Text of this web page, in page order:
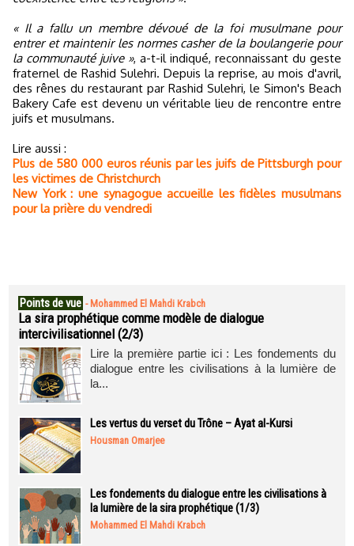
« Il a fallu un membre dévoué de la foi musulmane pour
entrer et maintenir les normes casher de la boulangerie pour
la communauté juive », a-t-il indiqué, reconnaissant du geste
fraternel de Rashid Sulehri. Depuis la reprise, au mois d'avril,
des rênes du restaurant par Rashid Sulehri, le Simon's Beach
Bakery Cafe est devenu un véritable lieu de rencontre entre
juifs et musulmans.
Lire aussi :
Plus de 580 000 euros réunis par les juifs de Pittsburgh pour
les victimes de Christchurch
New York : une synagogue accueille les fidèles musulmans
pour la prière du vendredi
Points de vue - Mohammed El Mahdi Krabch
La sira prophétique comme modèle de dialogue
intercivilisationnel (2/3)
Lire la première partie ici : Les fondements du
dialogue entre les civilisations à la lumière de
la...
Les vertus du verset du Trône – Ayat al-Kursi
Housman Omarjee
Les fondements du dialogue entre les civilisations à
la lumière de la sira prophétique (1/3)
Mohammed El Mahdi Krabch